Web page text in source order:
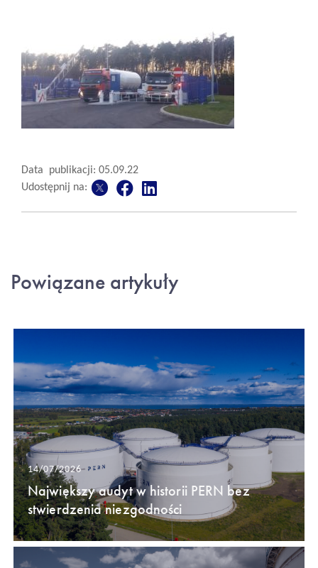
Data publikacji: 05.09.22
Udostępnij na:
Powiązane artykuły
14/07/2026
Największy audyt w historii PERN bez
stwierdzenia niezgodności